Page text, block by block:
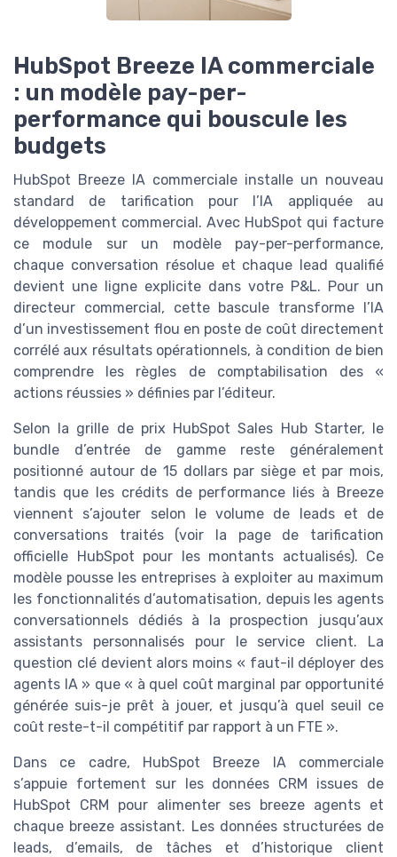
HubSpot Breeze IA commerciale
: un modèle pay-per-
performance qui bouscule les
budgets
HubSpot Breeze IA commerciale installe un nouveau
standard de tarification pour l’IA appliquée au
développement commercial. Avec HubSpot qui facture
ce module sur un modèle pay-per-performance,
chaque conversation résolue et chaque lead qualifié
devient une ligne explicite dans votre P&L. Pour un
directeur commercial, cette bascule transforme l’IA
d’un investissement flou en poste de coût directement
corrélé aux résultats opérationnels, à condition de bien
comprendre les règles de comptabilisation des «
actions réussies » définies par l’éditeur.
Selon la grille de prix HubSpot Sales Hub Starter, le
bundle d’entrée de gamme reste généralement
positionné autour de 15 dollars par siège et par mois,
tandis que les crédits de performance liés à Breeze
viennent s’ajouter selon le volume de leads et de
conversations traités (voir la page de tarification
officielle HubSpot pour les montants actualisés). Ce
modèle pousse les entreprises à exploiter au maximum
les fonctionnalités d’automatisation, depuis les agents
conversationnels dédiés à la prospection jusqu’aux
assistants personnalisés pour le service client. La
question clé devient alors moins « faut-il déployer des
agents IA » que « à quel coût marginal par opportunité
générée suis-je prêt à jouer, et jusqu’à quel seuil ce
coût reste-t-il compétitif par rapport à un FTE ».
Dans ce cadre, HubSpot Breeze IA commerciale
s’appuie fortement sur les données CRM issues de
HubSpot CRM pour alimenter ses breeze agents et
chaque breeze assistant. Les données structurées de
leads, d’emails, de tâches et d’historique client